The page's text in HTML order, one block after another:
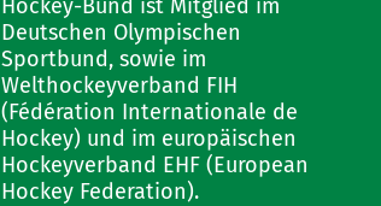
Hockey-Bund ist Mitglied im
Deutschen Olympischen
Sportbund, sowie im
Welthockeyverband FIH
(Fédération Internationale de
Hockey) und im europäischen
Hockeyverband EHF (European
Hockey Federation).